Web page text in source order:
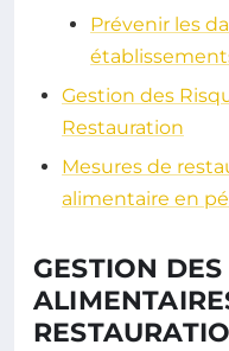
Prévenir les
Gestion des
Restauration
Mesures de
alimentaire en
GESTION